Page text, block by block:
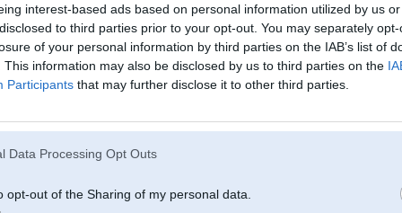
interest-based ads based on personal information utilized by us
to third parties prior to your opt-out. You may separately
of your personal information by third parties on the IAB’s list of
This information may also be disclosed by us to third parties on the
Participants that may further disclose it to other third parties.
Data Processing Opt Outs
opt-out of the Sharing of my personal data.
2.0 motoram ir 2.5atm degvielas spiediena regulators(belnais bumbulis
pienaakoshaam trubaam), 2.5l motoram ir 3.0atm spiediena regulators,
nost)
nu bet tjip autodataa rakstiits, ka 2,5i ir 3bar un 2.0i ir 2,5bar spiediens, ko
jaapiemugjii mosh barometrs un japameera, pamainot suuknjus? aa, un